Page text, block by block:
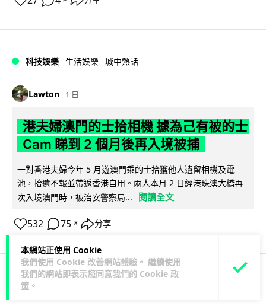
本網站正使用 Cookie
我們使用 Cookie 改善網站體驗。 繼續使用
我們的網站即表示您同意我們的 Cookie 政
策 。
科技娛樂 生活娛樂 城中熱話
Lawton 1 日
港夫婦澳門的士拾相機 據為己有被的士
Cam 睇到 2 個月後再入境被捕
一對香港夫婦今年 5 月遊澳門乘的士拾獲他人遺留相機及電
池，拾遺不報並帶返香港自用。兩人本月 2 日經港珠澳大橋再
次入境澳門時，被治安警察局...
閱讀全文
532 75 ↗ 分享
3C科技